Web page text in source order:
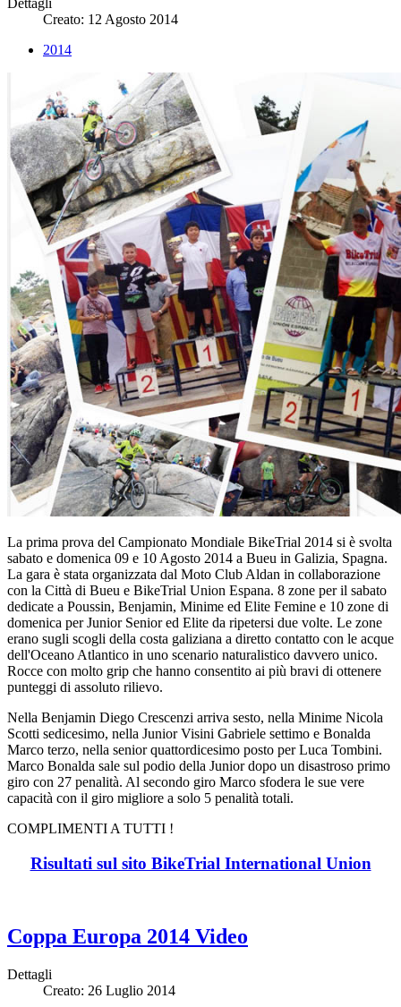
Dettagli
Creato: 12 Agosto 2014
2014
La prima prova del Campionato Mondiale BikeTrial 2014 si è svolta
sabato e domenica 09 e 10 Agosto 2014 a Bueu in Galizia, Spagna.
La gara è stata organizzata dal Moto Club Aldan in collaborazione
con la Città di Bueu e BikeTrial Union Espana. 8 zone per il sabato
dedicate a Poussin, Benjamin, Minime ed Elite Femine e 10 zone di
domenica per Junior Senior ed Elite da ripetersi due volte. Le zone
erano sugli scogli della costa galiziana a diretto contatto con le acque
dell'Oceano Atlantico in uno scenario naturalistico davvero unico.
Rocce con molto grip che hanno consentito ai più bravi di ottenere
punteggi di assoluto rilievo.
Nella Benjamin Diego Crescenzi arriva sesto, nella Minime Nicola
Scotti sedicesimo, nella Junior Visini Gabriele settimo e Bonalda
Marco terzo, nella senior quattordicesimo posto per Luca Tombini.
Marco Bonalda sale sul podio della Junior dopo un disastroso primo
giro con 27 penalità. Al secondo giro Marco sfodera le sue vere
capacità con il giro migliore a solo 5 penalità totali.
COMPLIMENTI A TUTTI !
Risultati sul sito BikeTrial International Union
Coppa Europa 2014 Video
Dettagli
Creato: 26 Luglio 2014